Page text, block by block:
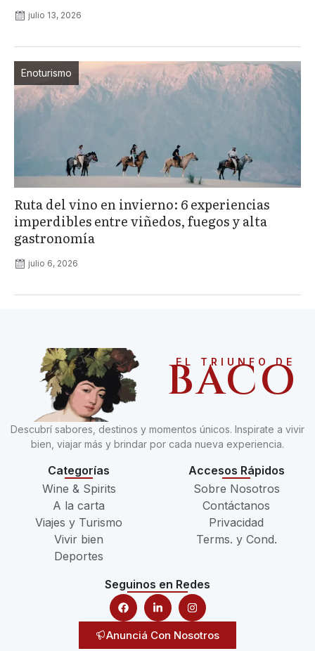
julio 13, 2026
Enoturismo
Ruta del vino en invierno: 6 experiencias
imperdibles entre viñedos, fuegos y alta
gastronomía
julio 6, 2026
EL TRIUNFO DE
BACO
Descubrí sabores, destinos y momentos únicos. Inspirate a vivir
bien, viajar más y brindar por cada nueva experiencia.
Categorías
Wine & Spirits
A la carta
Viajes y Turismo
Vivir bien
Deportes
Accesos Rápidos
Sobre Nosotros
Contáctanos
Privacidad
Terms. y Cond.
Seguinos en Redes
Anunciá Con Nosotros